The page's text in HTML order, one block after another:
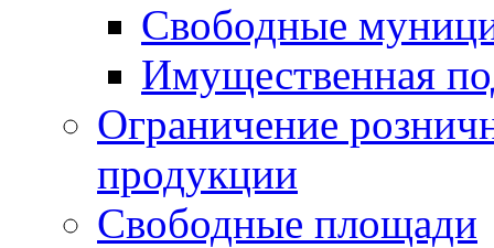
Свободные
Имущественная
Ограничение
продукции
Свободные площади